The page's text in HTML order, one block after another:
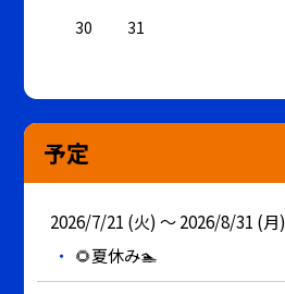
30
31
予定
2026/7/21 (火) ～ 2026/8/31 (月)
🌻夏休み🏊